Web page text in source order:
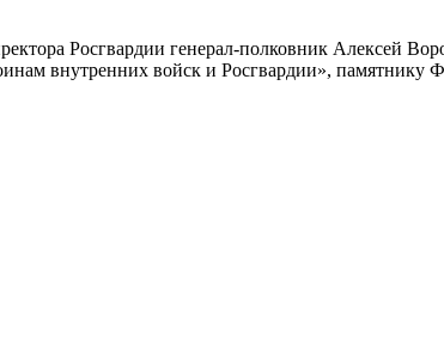
Росгвардии генерал-полковник Алексей
внутренних войск и Росгвардии»,